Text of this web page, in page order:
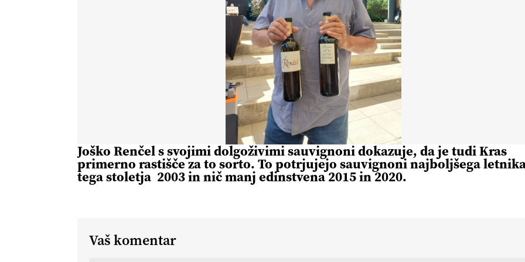
Joško Renčel s svojimi dolgoživimi sauvignoni dokazuje, da je tudi Kras
primerno rastišče za to sorto. To potrjujejo sauvignoni najboljšega
tega stoletja 2003 in nič manj edinstvena 2015 in 2020.
Vaš komentar